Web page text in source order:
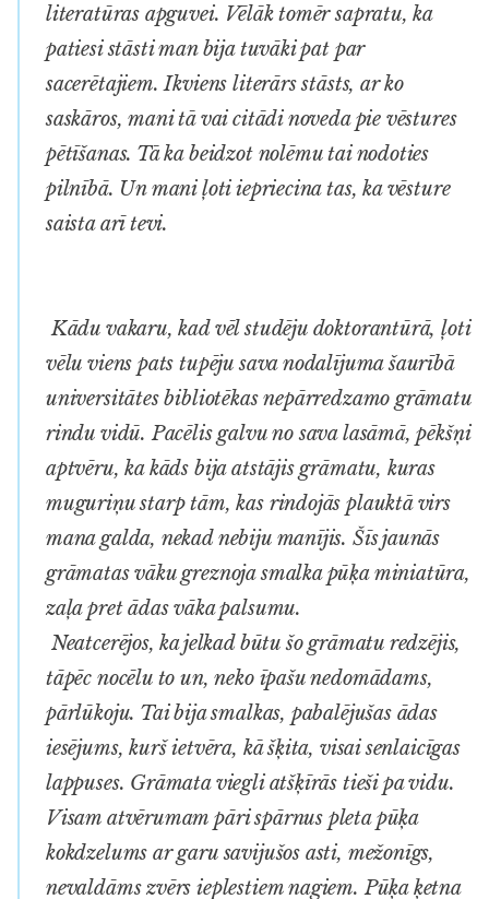
literatūras apguvei. Vēlāk tomēr sapratu, ka
patiesi stāsti man bija tuvāki pat par
sacerētajiem. Ikviens literārs stāsts, ar ko
saskāros, mani tā vai citādi noveda pie vēstures
pētīšanas. Tā ka beidzot nolēmu tai nodoties
pilnībā. Un mani ļoti iepriecina tas, ka vēsture
saista arī tevi.
Kādu vakaru, kad vēl studēju doktorantūrā, ļoti
vēlu viens pats tupēju sava nodalījuma šaurībā
universitātes bibliotēkas nepārredzamo grāmatu
rindu vidū. Pacēlis galvu no sava lasāmā, pēkšņi
aptvēru, ka kāds bija atstājis grāmatu, kuras
muguriņu starp tām, kas rindojās plauktā virs
mana galda, nekad nebiju manījis. Šīs jaunās
grāmatas vāku greznoja smalka pūķa miniatūra,
zaļa pret ādas vāka palsumu.
Neatcerējos, ka jelkad būtu šo grāmatu redzējis,
tāpēc nocēlu to un, neko īpašu nedomādams,
pārlūkoju. Tai bija smalkas, pabalējušas ādas
iesējums, kurš ietvēra, kā šķita, visai senlaicīgas
lappuses. Grāmata viegli atšķīrās tieši pa vidu.
Visam atvērumam pāri spārnus pleta pūķa
kokdzelums ar garu savijušos asti, mežonīgs,
nevaldāms zvērs ieplestiem nagiem. Pūķa ķetna